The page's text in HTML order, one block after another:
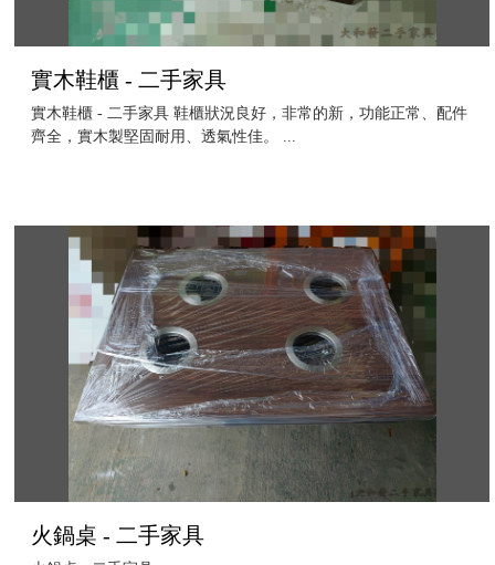
實木鞋櫃 - 二手家具
實木鞋櫃 - 二手家具 鞋櫃狀況良好，非常的新，功能正常、配件
齊全，實木製堅固耐用、透氣性佳。 ...
火鍋桌 - 二手家具